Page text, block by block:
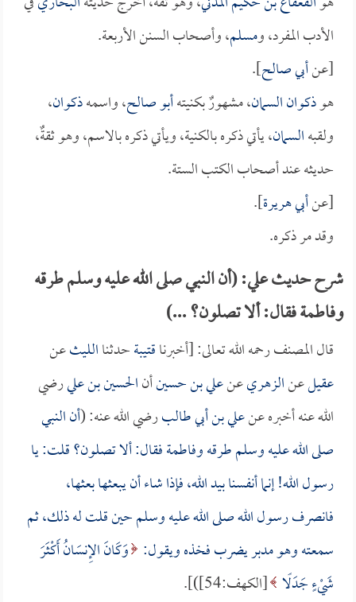
الأدب المفرد، ومسلم، وأصحاب السنن الأربعة.
[عنأبي صالح].
هوذكوان السمان، مشهورٌ بكنيتهأبو صالح، واسمهذكوان،
ولقبهالسمان، يأتي ذكره بالكنية، ويأتي ذكره بالاسم، وهو ثقةٌ،
حديثه عند أصحاب الكتب الستة.
[عنأبي هريرة].
وقد مر ذكره.
شرح حديث علي: (أن النبي صلى الله عليه وسلم طرقه
وفاطمة فقال: ألا تصلون؟ ...)
قال المصنف رحمه الله تعالى: [أخبرناقتيبةحدثناالليثعن
عقيلعنالزهريعنعلي بن حسينأنالحسين بن عليرضي
الله عنه أخبره عنعلي بن أبي طالبرضي الله عنه: (أن النبي
صلى الله عليه وسلم طرقه وفاطمةفقال: ألا تصلون؟ قلت: يا
رسول الله! إنما أنفسنا بيد الله، فإذا شاء أن يبعثها بعثها،
فانصرف رسول الله صلى الله عليه وسلم حين قلت له ذلك، ثم
سمعته وهو مدبر يضرب فخذه ويقول: وَكَانَ الإِنسَانُ أَكْثَرَ
شَيْءٍ جَدَلًا [الكهف:54])].